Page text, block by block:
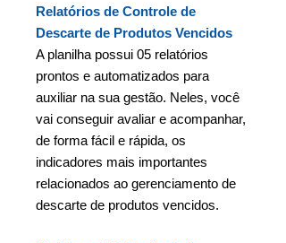
Relatórios de Controle de
Descarte de Produtos Vencidos
A planilha possui 05 relatórios
prontos e automatizados para
auxiliar na sua gestão. Neles, você
vai conseguir avaliar e acompanhar,
de forma fácil e rápida, os
indicadores mais importantes
relacionados ao gerenciamento de
descarte de produtos vencidos.